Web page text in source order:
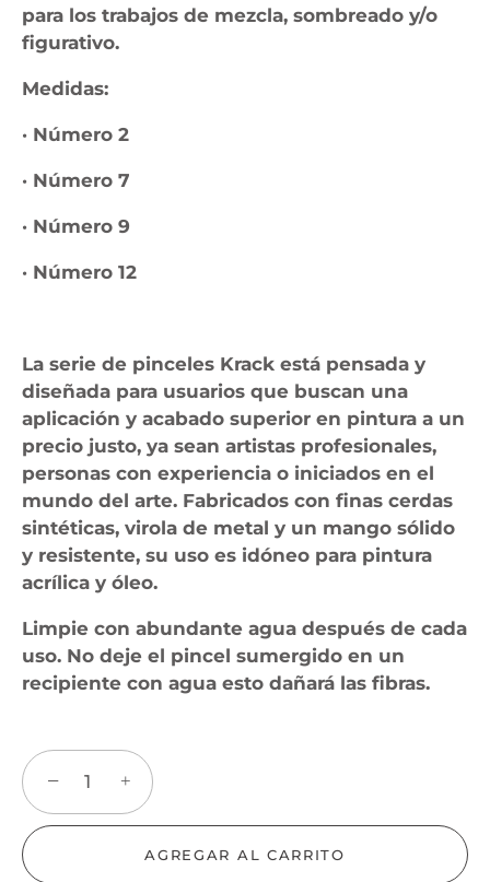
para los trabajos de mezcla, sombreado y/o
figurativo.
Medidas:
· Número 2
· Número 7
· Número 9
· Número 12
La serie de pinceles Krack está pensada y
diseñada para usuarios que buscan una
aplicación y acabado superior en pintura a un
precio justo, ya sean artistas profesionales,
personas con experiencia o iniciados en el
mundo del arte. Fabricados con finas cerdas
sintéticas, virola de metal y un mango sólido
y resistente, su uso es idóneo para pintura
acrílica y óleo.
Limpie con abundante agua después de cada
uso. No deje el pincel sumergido en un
recipiente con agua esto dañará las fibras.
− +
AGREGAR AL CARRITO